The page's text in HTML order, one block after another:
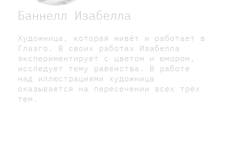
Баннелл Изабелла
Художница, которая живёт и работает в
Глазго. В своих работах Изабелла
экспериментирует с цветом и юмором,
исследует тему равенства. В работе
над иллюстрациями художница
оказывается на пересечении всех трёх
тем.